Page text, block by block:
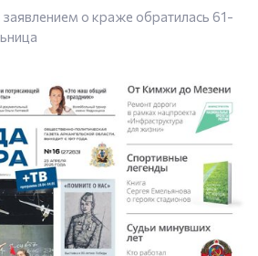
о краже обратилась 61-